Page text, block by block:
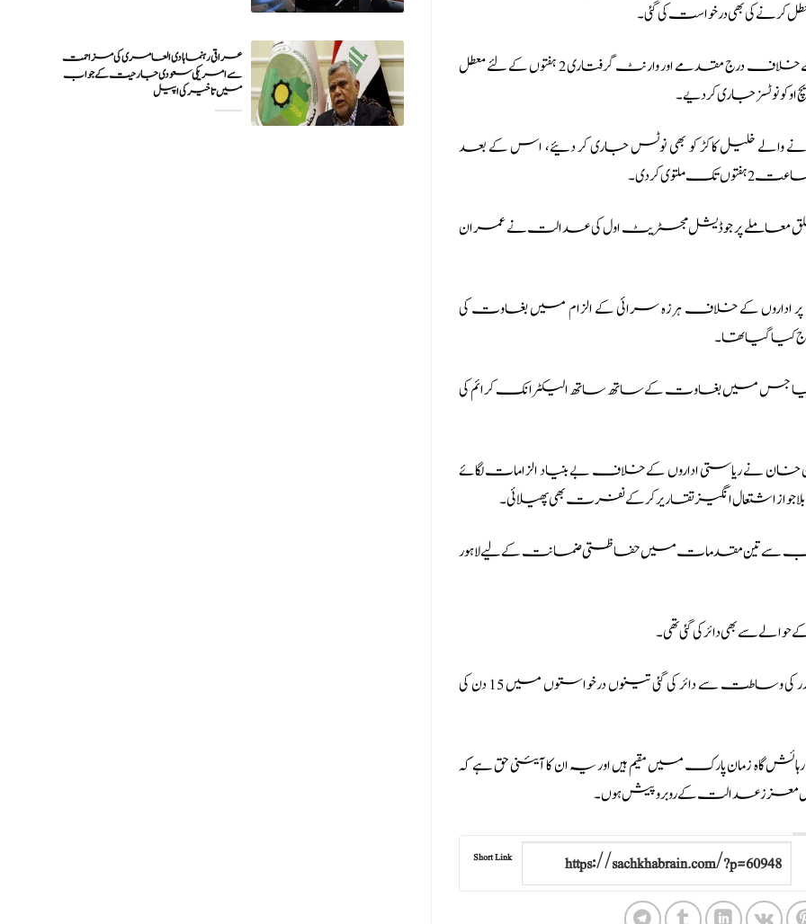
کی بھی درخواست کی گئی۔
سماعت کے بعد بلوچستان ہائیکورٹ نے عمران خان کے خلاف درج مقدمے اور وارنٹ گرفتاری 2 ہفتوں کے لئے معطل
کو نوٹسز جاری کر دیے۔
خلیل کاکڑ کو بھی نوٹس جاری کر دئیے، اس کے بعد
کر دی۔
پر جوڈیشل مجسٹریٹ اول کی عدالت نے عمران
کے خلاف ہرزہ سرائی کے الزام میں بغاوت کی
گیا جس میں بغاوت کے ساتھ ساتھ الیکٹرانک کرائم کی
نے ریاستی اداروں کے خلاف بے بنیاد الزامات لگائے
اشتعال انگیز تقاریر کر کے نفرت بھی پھیلائی۔
خان کی جانب سے تین مقدمات میں حفاظتی ضمانت کے لیے لاہور
سے بھی دائر کی گئی تھی۔
پی ٹی آئی چیئرمین عمران خان نے بیرسٹر سلمان صفدر کی وساطت سے دائر کی گئی تینوں درخواستوں میں 15 دن کی
گاہ زمان پارک میں مقیم ہیں اور یہ ان کا آئینی حق ہے کہ
عدالت کے روبرو پیش ہوں۔
Short Link
عراقی رہنما ہادی العامری کی مزاحمت
سے امریکی سعودی جارحیت کے جواب
میں تاخیر کی اپیل